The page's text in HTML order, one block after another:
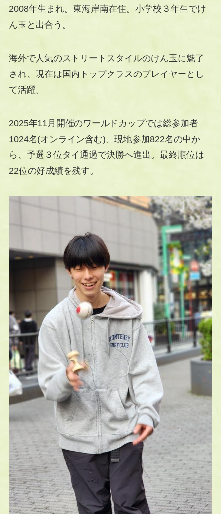
2008年生まれ。東海岸南在住。小学校３年生でけ
ん玉と出合う。
海外で人気のストリートスタイルのけん玉に魅了
され、現在は国内トップクラスのプレイヤーとし
て活躍。
2025年11月開催のワールドカップでは総参加者
1024名(オンライン含む)、現地参加822名の中か
ら、予選３位タイ通過で決勝へ進出。最終順位は
22位の好成績を残す。